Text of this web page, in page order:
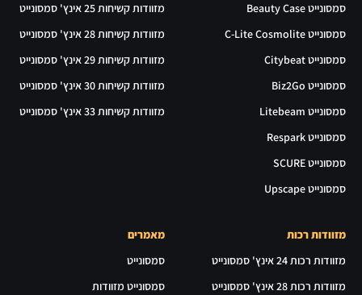
סמסונייט Beauty Case
סמסונייט C-Lite Cosmolite
סמסונייט Citybeat
סמסונייט Biz2Go
סמסונייט Litebeam
סמסונייט Respark
סמסונייט SCURE
סמסונייט Upscape
מזוודות קשיחות 25 אינץ' סמסונייט
מזוודות קשיחות 28 אינץ' סמסונייט
מזוודות קשיחות 29 אינץ' סמסונייט
מזוודות קשיחות 30 אינץ' סמסונייט
מזוודות קשיחות 33 אינץ' סמסונייט
מזוודות רכות
מזוודות רכות 24 אינץ' סמסונייט
מזוודות רכות 28 אינץ' סמסונייט
מאמרים
סמסונייט
סמסונייט מזוודות